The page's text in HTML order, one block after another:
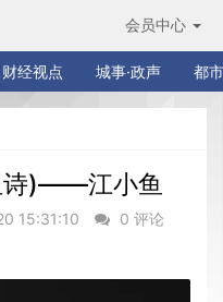
会员中心
财经视点 城事·政声 都
诗)——江小鱼
15:31:10
0 评论